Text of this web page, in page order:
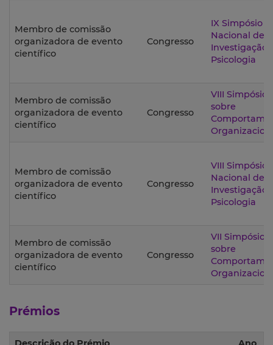
Membro de comissão
organizadora de evento
científico
Congresso
IX Simpósio
Nacional de
Investigação
Psicologia
Membro de comissão
organizadora de evento
científico
Congresso
VIII Simpósio
sobre
Membro de comissão
organizadora de evento
científico
Congresso
VIII Simpósio
Nacional de
Investigação
Psicologia
Membro de comissão
organizadora de evento
científico
Congresso
VII Simpósio
sobre
Prémios